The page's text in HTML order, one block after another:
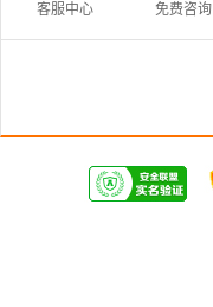
客服中心
免费咨询